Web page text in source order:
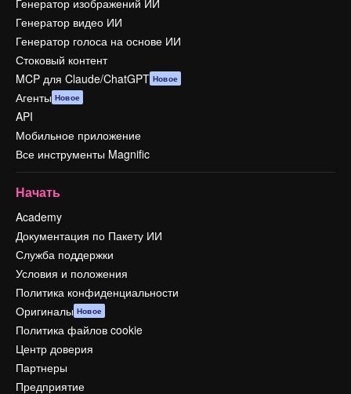
Генератор изображений ИИ
Генератор видео ИИ
Генератор голоса на основе ИИ
Стоковый контент
MCP для Claude/ChatGPT Новое
Агенты Новое
API
Мобильное приложение
Все инструменты Magnific
Начать
Academy
Документация по Пакету ИИ
Служба поддержки
Условия и положения
Политика конфиденциальности
Оригиналы Новое
Политика файлов cookie
Центр доверия
Партнеры
Предприятие